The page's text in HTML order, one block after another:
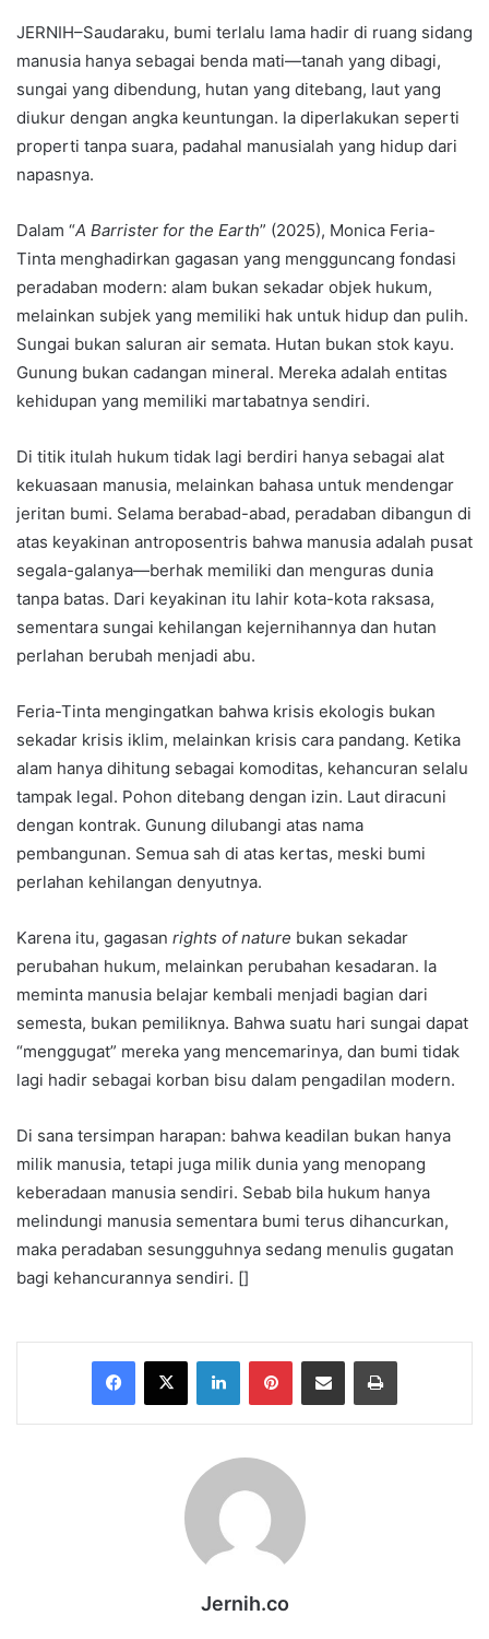
JERNIH–Saudaraku, bumi terlalu lama hadir di ruang sidang
manusia hanya sebagai benda mati—tanah yang dibagi,
sungai yang dibendung, hutan yang ditebang, laut yang
diukur dengan angka keuntungan. Ia diperlakukan seperti
properti tanpa suara, padahal manusialah yang hidup dari
napasnya.
Dalam “A Barrister for the Earth” (2025), Monica Feria-
Tinta menghadirkan gagasan yang mengguncang fondasi
peradaban modern: alam bukan sekadar objek hukum,
melainkan subjek yang memiliki hak untuk hidup dan pulih.
Sungai bukan saluran air semata. Hutan bukan stok kayu.
Gunung bukan cadangan mineral. Mereka adalah entitas
kehidupan yang memiliki martabatnya sendiri.
Di titik itulah hukum tidak lagi berdiri hanya sebagai alat
kekuasaan manusia, melainkan bahasa untuk mendengar
jeritan bumi. Selama berabad-abad, peradaban dibangun di
atas keyakinan antroposentris bahwa manusia adalah pusat
segala-galanya—berhak memiliki dan menguras dunia
tanpa batas. Dari keyakinan itu lahir kota-kota raksasa,
sementara sungai kehilangan kejernihannya dan hutan
perlahan berubah menjadi abu.
Feria-Tinta mengingatkan bahwa krisis ekologis bukan
sekadar krisis iklim, melainkan krisis cara pandang. Ketika
alam hanya dihitung sebagai komoditas, kehancuran selalu
tampak legal. Pohon ditebang dengan izin. Laut diracuni
dengan kontrak. Gunung dilubangi atas nama
pembangunan. Semua sah di atas kertas, meski bumi
perlahan kehilangan denyutnya.
Karena itu, gagasan rights of nature bukan sekadar
perubahan hukum, melainkan perubahan kesadaran. Ia
meminta manusia belajar kembali menjadi bagian dari
semesta, bukan pemiliknya. Bahwa suatu hari sungai dapat
“menggugat” mereka yang mencemarinya, dan bumi tidak
lagi hadir sebagai korban bisu dalam pengadilan modern.
Di sana tersimpan harapan: bahwa keadilan bukan hanya
milik manusia, tetapi juga milik dunia yang menopang
keberadaan manusia sendiri. Sebab bila hukum hanya
melindungi manusia sementara bumi terus dihancurkan,
maka peradaban sesungguhnya sedang menulis gugatan
bagi kehancurannya sendiri. []
Facebook
X LinkedInPinterestShare via Email Print
Jernih.co